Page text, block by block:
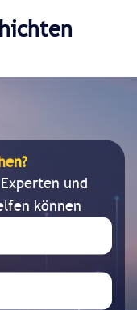
und
können